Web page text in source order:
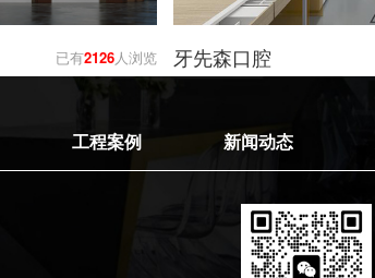
已有2126人浏览 牙先森口腔
工程案例 新闻动态